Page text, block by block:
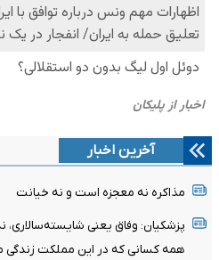
آخرین اخبار
مذاکره نه معجزه است و نه خیانت
پزشکیان: وفاق یعنی
همه کسانی که در این مملکت زندگی